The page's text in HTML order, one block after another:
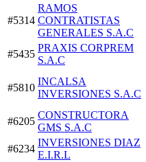
#5314
RAMOS
CONTRATISTAS
GENERALES S.A.C
#5435
PRAXIS CORPREM
S.A.C
#5810
INCALSA
INVERSIONES S.A.C
#6205
CONSTRUCTORA
GMS S.A.C
#6234
INVERSIONES DIAZ
E.I.R.L